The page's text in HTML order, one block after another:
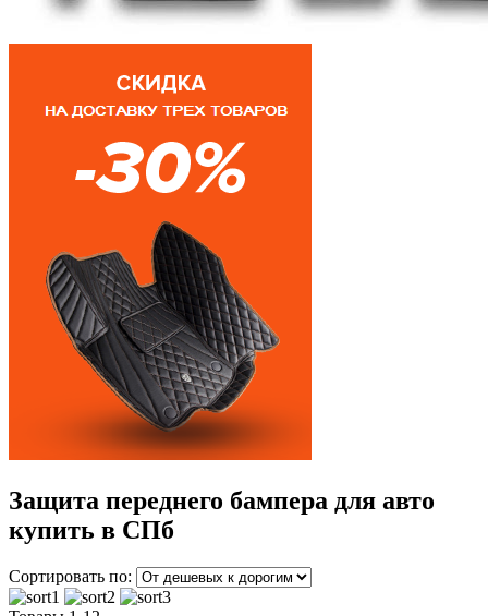
Защита переднего бампера для авто
купить в СПб
Сортировать по: